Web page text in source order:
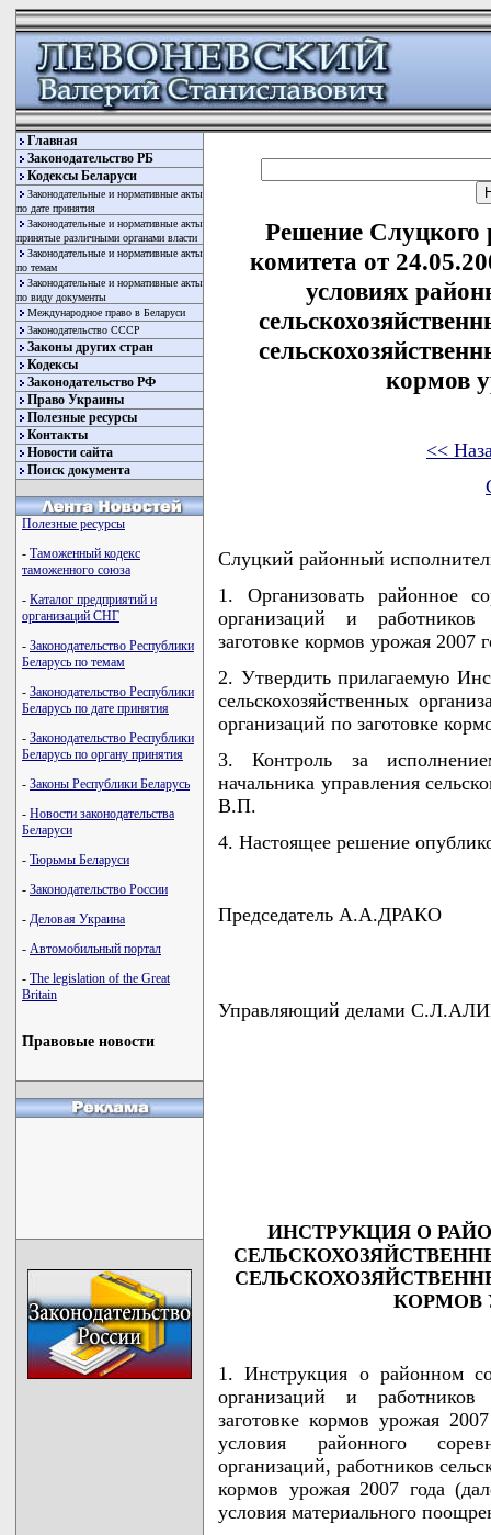
Главная
Законодательство РБ
Кодексы Беларуси
Законодательные и нормативные акты
по дате принятия
Законодательные и нормативные акты
принятые различными органами власти
Законодательные и нормативные акты
по темам
Законодательные и нормативные акты
по виду документы
Международное право в Беларуси
Законодательство СССР
Законы других стран
Кодексы
Законодательство РФ
Право Украины
Полезные ресурсы
Контакты
Новости сайта
Поиск документа
Полезные ресурсы
- Таможенный кодекс
таможенного союза
- Каталог предприятий и
организаций СНГ
- Законодательство Республики
Беларусь по темам
- Законодательство Республики
Беларусь по дате принятия
- Законодательство Республики
Беларусь по органу принятия
- Законы Республики Беларусь
- Новости законодательства
Беларуси
- Тюрьмы Беларуси
- Законодательство России
- Деловая Украина
- Автомобильный портал
- The legislation of the Great
Britain
Правовые новости
Решение Слуцкого
комитета от
условиях
кормов
<<
Слуцкий районный
1. Организовать районное
организаций и работников
заготовке кормов урожая 2007
2. Утвердить прилагаемую
сельскохозяйственных
организаций по заготовке
3. Контроль за
начальника управления
В.П.
4. Настоящее решение
Председатель А.А.ДРАКО
Управляющий делами
ИНСТРУКЦИЯ О
КОРМОВ
1. Инструкция о районном
организаций и работников
заготовке кормов урожая
условия районного
организаций, работников
кормов урожая 2007 года
условия материального